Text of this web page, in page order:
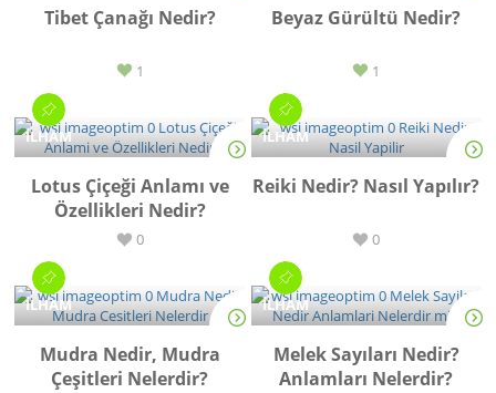
Tibet Çanağı Nedir?
1
Beyaz Gürültü Nedir?
1
İLHAM
Lotus Çiçeği Anlamı ve
Özellikleri Nedir?
0
İLHAM
Reiki Nedir? Nasıl Yapılır?
0
İLHAM
Mudra Nedir, Mudra
Çeşitleri Nelerdir?
İLHAM
Melek Sayıları Nedir?
Anlamları Nelerdir?